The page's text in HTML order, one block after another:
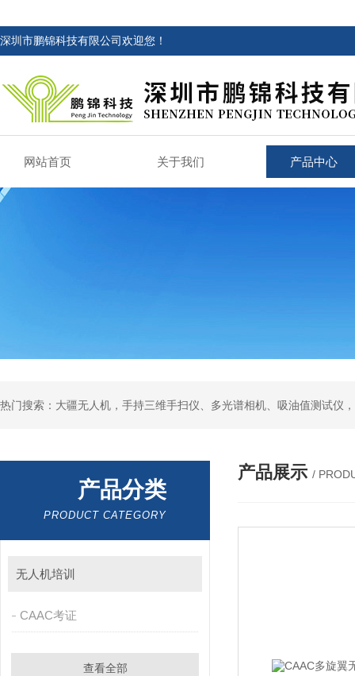
深圳市鹏锦科技有限公司欢迎您！
网站首页 关于我们 产品中心
热门搜索：大疆无人机，手持三维手扫仪、多光谱相机、吸油值测试仪
产品分类
PRODUCT CATEGORY
无人机培训
CAAC考证
查看全部
产品展示 /